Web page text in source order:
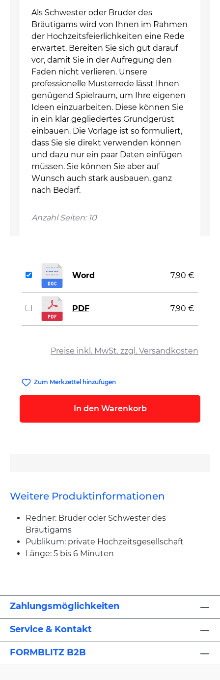
Als Schwester oder Bruder des
Bräutigams wird von Ihnen im Rahmen
der Hochzeitsfeierlichkeiten eine Rede
erwartet. Bereiten Sie sich gut darauf
vor, damit Sie in der Aufregung den
Faden nicht verlieren. Unsere
professionelle Musterrede lässt Ihnen
genügend Spielraum, um Ihre eigenen
Ideen einzuarbeiten. Diese können Sie
in ein klar gegliedertes Grundgerüst
einbauen. Die Vorlage ist so formuliert,
dass Sie sie direkt verwenden können
und dazu nur ein paar Daten einfügen
müssen. Sie können Sie aber auf
Wunsch auch stark ausbauen, ganz
nach Bedarf.
Anzahl Seiten: 10
Preise inkl. MwSt. zzgl. Versandkosten
Word 7,90 €
PDF 7,90 €
Zum Merkzettel hinzufügen
In den Warenkorb
Weitere Produktinformationen
Redner: Bruder oder Schwester des
Bräutigams
Publikum: private Hochzeitsgesellschaft
Länge: 5 bis 6 Minuten
Zahlungsmöglichkeiten
Service & Kontakt
FORMBLITZ B2B